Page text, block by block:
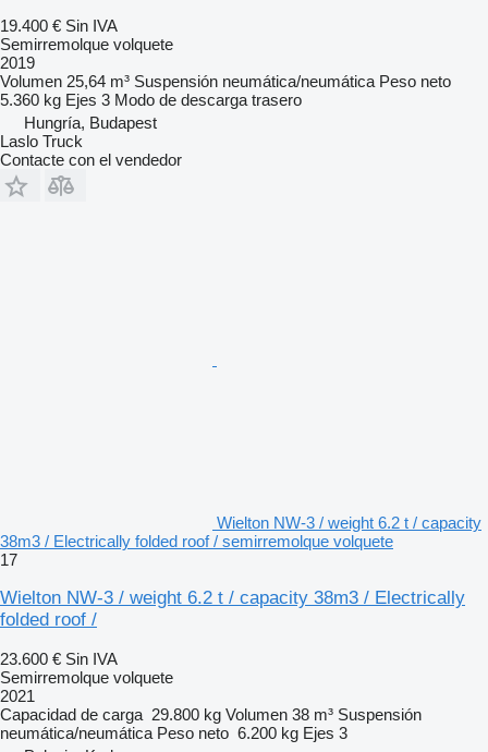
19.400 € Sin IVA
Semirremolque volquete
2019
Volumen 25,64 m³ Suspensión neumática/neumática Peso neto
5.360 kg Ejes 3 Modo de descarga trasero
Hungría, Budapest
Laslo Truck
Contacte con el vendedor
Wielton NW-3 / weight 6.2 t / capacity
38m3 / Electrically folded roof / semirremolque volquete
17
Wielton NW-3 / weight 6.2 t / capacity 38m3 / Electrically
folded roof /
23.600 € Sin IVA
Semirremolque volquete
2021
Capacidad de carga 29.800 kg Volumen 38 m³ Suspensión
neumática/neumática Peso neto 6.200 kg Ejes 3